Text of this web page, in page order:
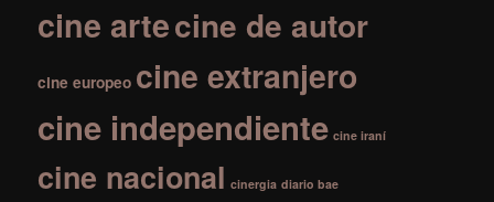
cine artecine de autor
cine europeo cine extranjero
cine independiente cine iraní
cine nacional cinergia diario bae